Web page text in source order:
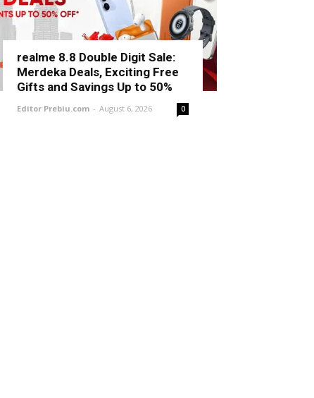
realme 8.8 Double Digit Sale:
Merdeka Deals, Exciting Free
Gifts and Savings Up to 50%
Editor Prebiu.com - August 6, 2026 0